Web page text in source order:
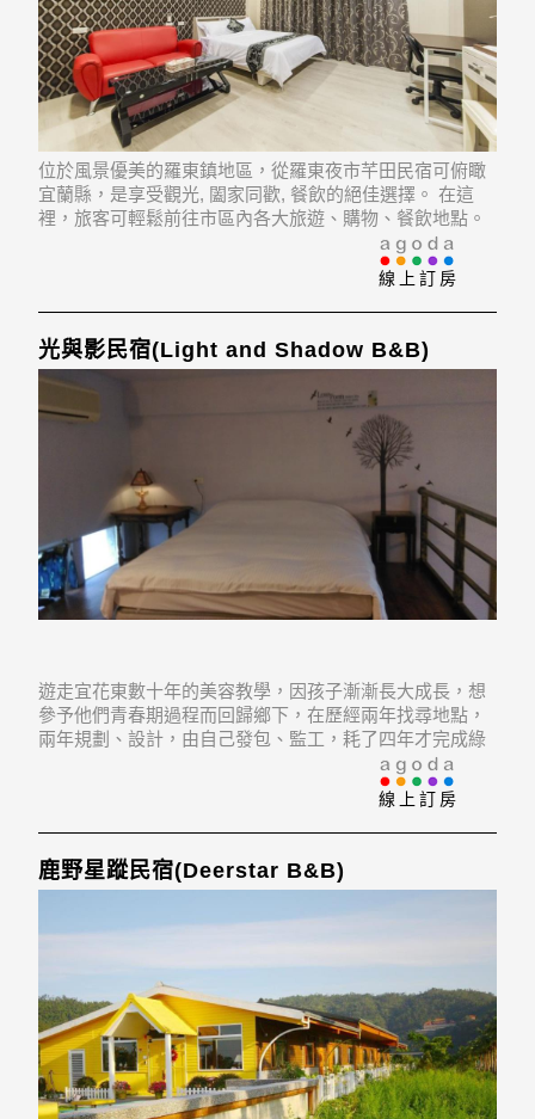
位於風景優美的羅東鎮地區，從羅東夜市芊田民宿可俯瞰
宜蘭縣，是享受觀光, 闔家同歡, 餐飲的絕佳選擇。 在這
裡，旅客可輕鬆前往市區內各大旅遊、購物、餐飲地點。
飯店位置優越讓旅客前往市區內的熱門景點變得方便快
線上訂房
光與影民宿(Light and Shadow B&B)
遊走宜花東數十年的美容教學，因孩子漸漸長大成長，想
參予他們青春期過程而回歸鄉下，在歷經兩年找尋地點，
兩年規劃、設計，由自己發包、監工，耗了四年才完成綠
建築度假屋！一磚一瓦都是經過我們細心挑選，為了享有
宜蘭鄉村生活及自然生態，以原素材、極簡風格建置一各
線上訂房
鹿野星蹤民宿(Deerstar B&B)